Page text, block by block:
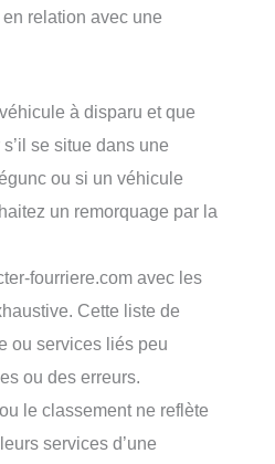
relation avec une
à disparu et que
se situe dans une
ou si un véhicule
un remorquage par la
fourriere.com avec les
Cette liste de
ou services liés peu
ou des erreurs.
le classement ne reflète
services d’une